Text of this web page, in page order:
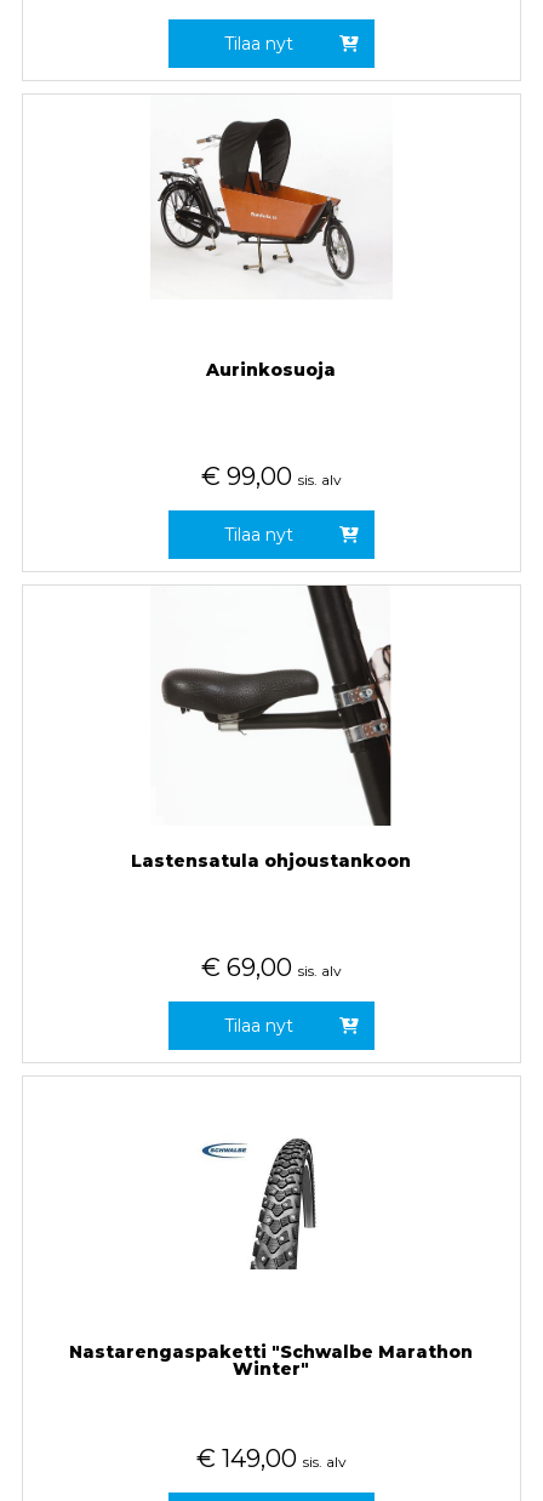
Tilaa nyt
Aurinkosuoja
€ 99,00 sis. alv
Tilaa nyt
Lastensatula ohjoustankoon
€ 69,00 sis. alv
Tilaa nyt
Nastarengaspaketti "Schwalbe Marathon
Winter"
€ 149,00 sis. alv